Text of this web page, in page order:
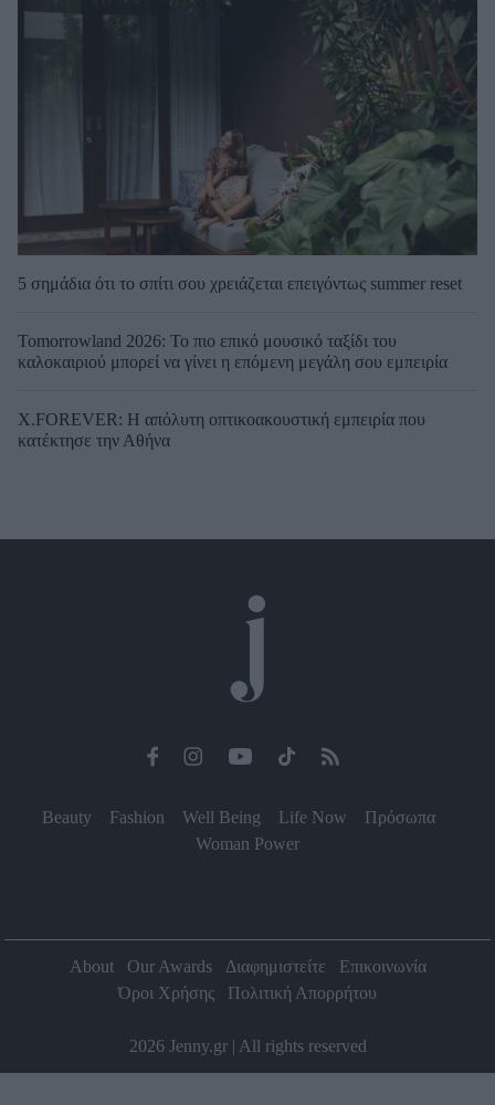
5 σημάδια ότι το σπίτι σου χρειάζεται επειγόντως summer reset
Tomorrowland 2026: Το πιο επικό μουσικό ταξίδι του
καλοκαιριού μπορεί να γίνει η επόμενη μεγάλη σου εμπειρία
X.FOREVER: Η απόλυτη οπτικοακουστική εμπειρία που
κατέκτησε την Αθήνα
Beauty Fashion Well Being Life Now
Πρόσωπα
Woman Power
About Our Awards Διαφημιστείτε
Επικοινωνία
Όροι Χρήσης
Πολιτική Απορρήτου
2026 Jenny.gr | All rights reserved